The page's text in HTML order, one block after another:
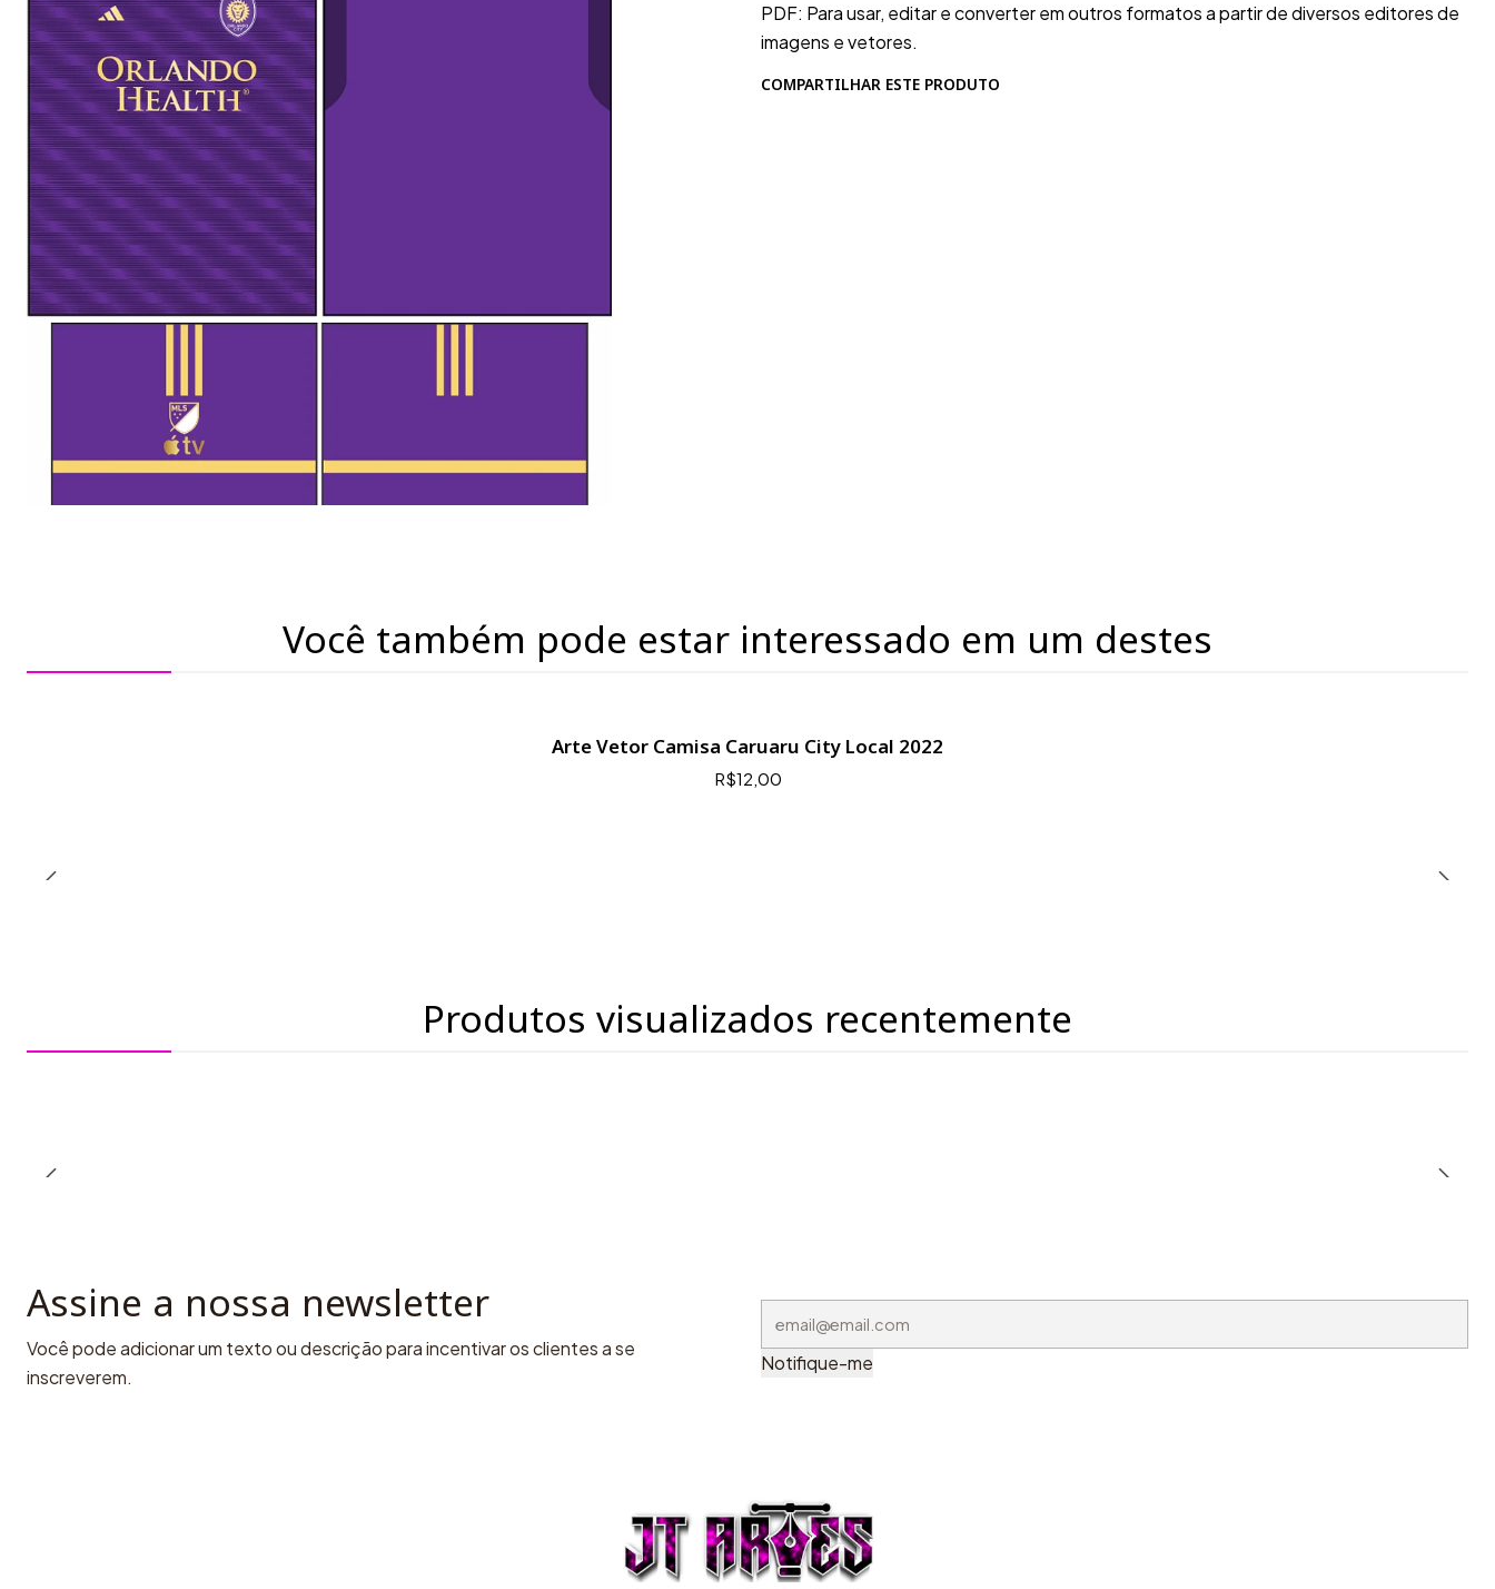
PDF: Para usar, editar e converter em outros formatos a partir de diversos editores de
imagens e vetores.
COMPARTILHAR ESTE PRODUTO
Você também pode estar interessado em um destes
Arte Vetor Camisa Caruaru City Local 2022
R$12,00
Produtos visualizados recentemente
Assine a nossa newsletter
Você pode adicionar um texto ou descrição para incentivar os clientes a se
inscreverem.
Notifique-me